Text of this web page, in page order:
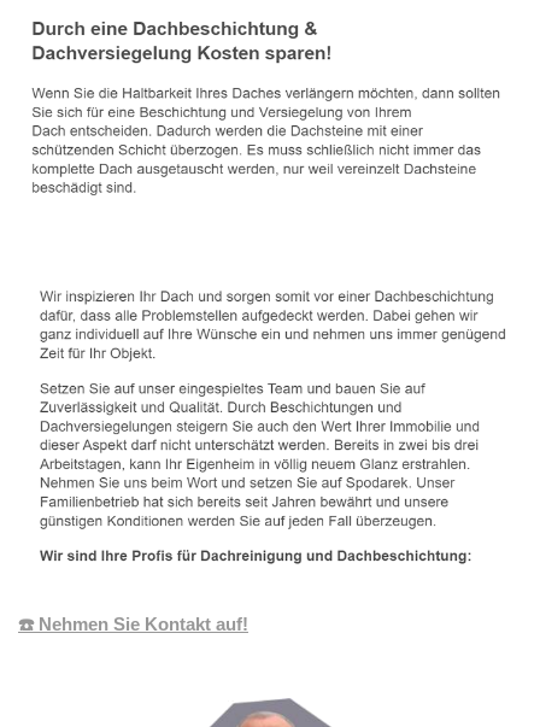
☎️ Nehmen Sie Kontakt auf!